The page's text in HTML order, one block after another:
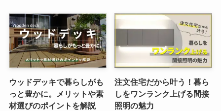
ウッドデッキで暮らしがも
っと豊かに。メリットや素
材選びのポイントを解説
注文住宅だから叶う！暮ら
しをワンランク上げる間接
照明の魅力